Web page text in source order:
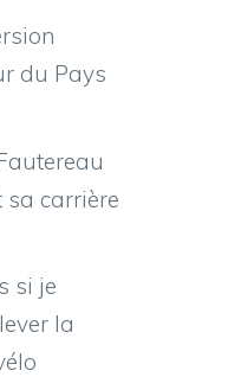
du Pays
sa carrière
si je
la